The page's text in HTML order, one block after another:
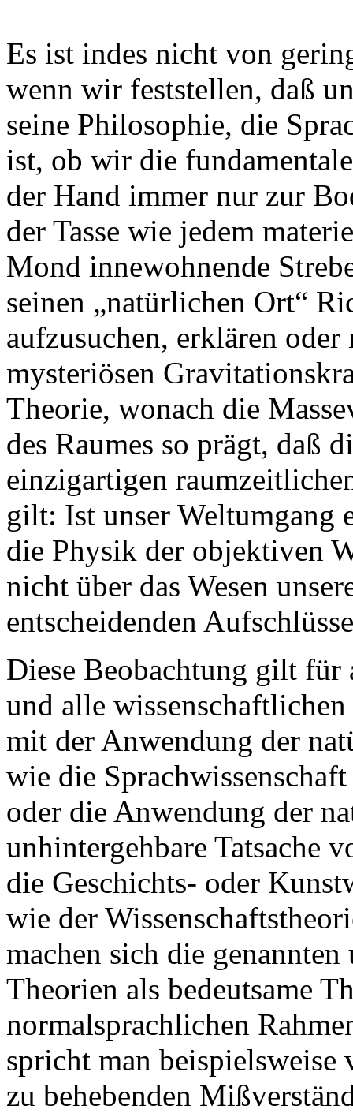
Es ist indes nicht von
wenn wir feststellen, daß
seine Philosophie, die
ist, ob wir die fundamentale
der Hand immer nur zur
der Tasse wie jedem
Mond innewohnende
seinen „natürlichen Ort“
aufzusuchen, erklären
mysteriösen
Theorie, wonach die
des Raumes so prägt, daß
einzigartigen
gilt: Ist unser Weltumgang
die Physik der objektiven
nicht über das Wesen
entscheidenden
Diese Beobachtung gilt für
und alle
mit der Anwendung der
wie die
oder die Anwendung der
unhintergehbare Tatsache
die Geschichts- oder
wie der
machen sich die
Theorien als bedeutsame
normalsprachlichen
spricht man
zu behebenden